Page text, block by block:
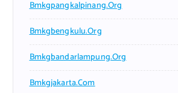
Bmkgpangkalpinang.org
Bmkgbengkulu.org
Bmkgbandarlampung.org
Bmkgjakarta.com